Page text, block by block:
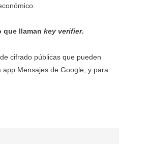
que llaman key verifier.
cifrado públicas que pueden
Mensajes de Google, y para